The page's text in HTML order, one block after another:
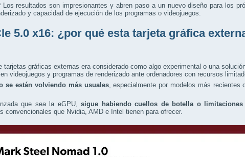
Los resultados son impresionantes y abren paso a un nuevo diseño para los
y capacidad de ejecución de los programas o videojuegos.
5.0 x16: ¿por qué esta tarjeta gráfica
tarjetas gráficas externas era considerado como algo experimental o una
videojuegos y programas de renderizado ante ordenadores con recursos
se están volviendo más usuales, especialmente por modelos más recientes
que sea la eGPU,sigue habiendo cuellos de botella o
convencionales que Nvidia, AMD e Intel tienen para ofrecer.